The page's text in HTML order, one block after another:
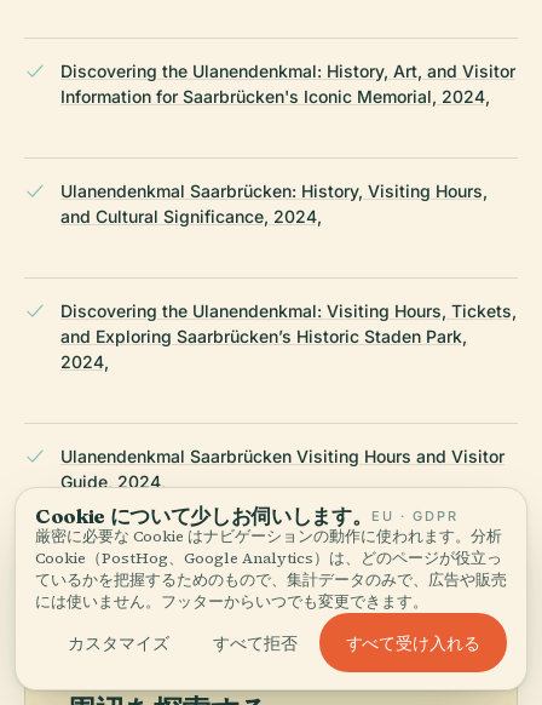
Discovering the Ulanendenkmal: History, Art, and Visitor
Information for Saarbrücken's Iconic Memorial, 2024,
Ulanendenkmal Saarbrücken: History, Visiting Hours,
and Cultural Significance, 2024,
Discovering the Ulanendenkmal: Visiting Hours, Tickets,
and Exploring Saarbrücken’s Historic Staden Park,
2024,
Ulanendenkmal Saarbrücken Visiting Hours and Visitor
Guide, 2024,
最終レビュー： APRIL 2026
Wikidata・Wikipedia・公式情報をもとに調査 · 事実確認済み ·
私たちのガイドづくり →
Cookie について少しお伺いします。 EU · GDPR
厳密に必要な Cookie はナビゲーションの動作に使われます。分析
Cookie（PostHog、Google Analytics）は、どのページが役立っ
ているかを把握するためのもので、集計データのみで、広告や販売
には使いません。フッターからいつでも変更できます。
カスタマイズ すべて拒否 すべて受け入れる